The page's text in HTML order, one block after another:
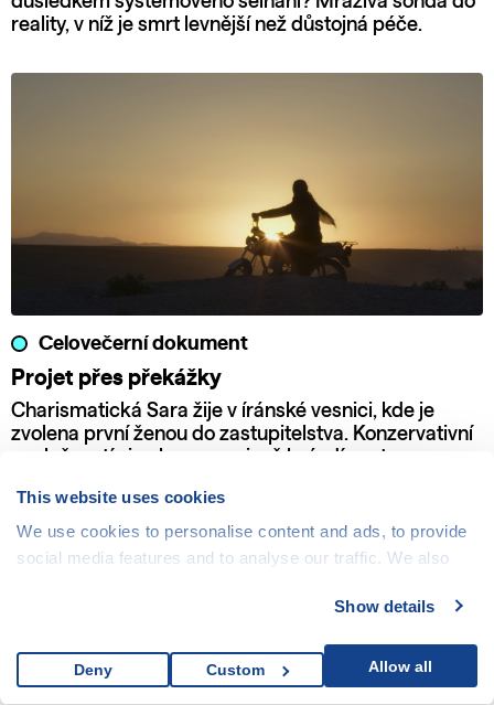
This website uses cookies
We use cookies to personalise content and ads, to provide
social media features and to analyse our traffic. We also
media, advertising and analytics partners who may
them or that they’ve collected from your use of their
services.
Show details
Allow all
Custom
Deny
reality, v níž je smrt levnější než důstojná péče.
Celovečerní dokument
Projet přes překážky
Charismatická Sara žije v íránské vesnici, kde je
zvolena první ženou do zastupitelstva. Konzervativní
společností si nekompromisně brázdí cestu se svou